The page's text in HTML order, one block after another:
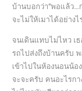
บ้านบอกว่า”พอแล้ว…
จะไม่ให้เมาได้อย่าง
จนเดินแทบไม่ไหว เ
รถไปส่งถึงบ้านครับ
เข้าไปในห้องนอนน้อ
จะจะครับ คนอะไรกา